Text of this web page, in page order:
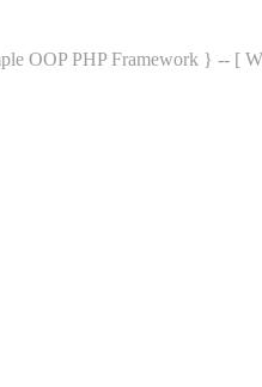
OOP PHP Framework } -- [